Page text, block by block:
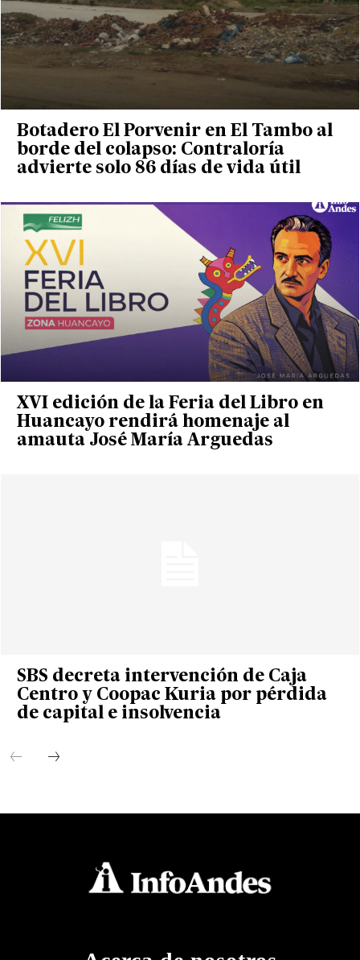
Botadero El Porvenir en El Tambo al
borde del colapso: Contraloría
advierte solo 86 días de vida útil
XVI edición de la Feria del Libro en
Huancayo rendirá homenaje al
amauta José María Arguedas
SBS decreta intervención de Caja
Centro y Coopac Kuria por pérdida
de capital e insolvencia